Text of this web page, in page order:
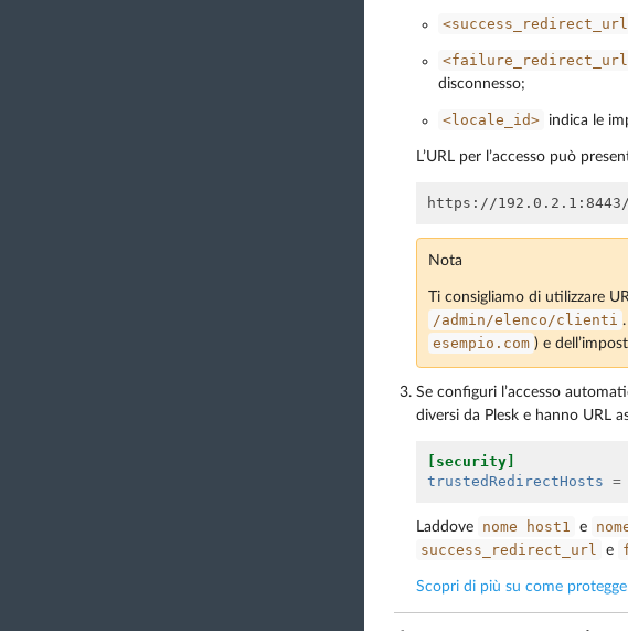
disconnesso;
<locale_id> indica le
L’URL per l’accesso può
Nota
Ti consigliamo di utilizzare
/admin/elenco/clienti
esempio.com ) e
Se configuri l’accesso
diversi da Plesk e hanno URL
[security]
trustedRedirectHosts =
Laddove nome host1 e
success_redirect_url e
Scopri di più su come